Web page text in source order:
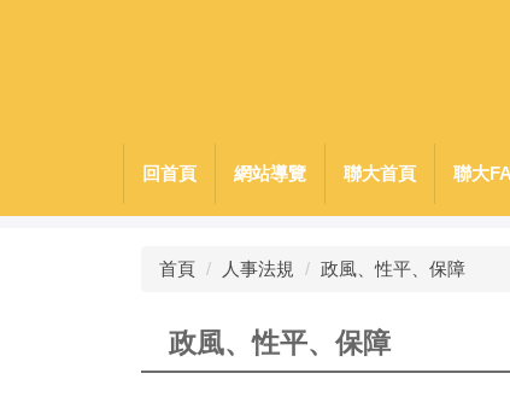
回首頁 網站導覽 聯大首頁 聯大
首頁 人事法規 政風、性平、保障
政風、性平、保障